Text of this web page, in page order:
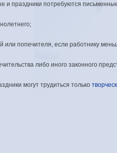
и праздники потребуются
или попечителя, если работнику
либо иного законного
могут трудиться только